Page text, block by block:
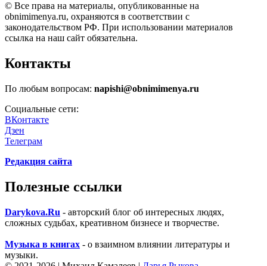
© Все права на материалы, опубликованные на
obnimimenya.ru, охраняются в соответствии с
законодательством РФ. При использовании материалов
ссылка на наш сайт обязательна.
Контакты
По любым вопросам: napishi@obnimimenya.ru
Социальные сети:
ВКонтакте
Дзен
Телеграм
Редакция сайта
Полезные ссылки
Darykova.Ru - авторский блог об интересных людях,
сложных судьбах, креативном бизнесе и творчестве.
Музыка в книгах - о взаимном влиянии литературы и
музыки.